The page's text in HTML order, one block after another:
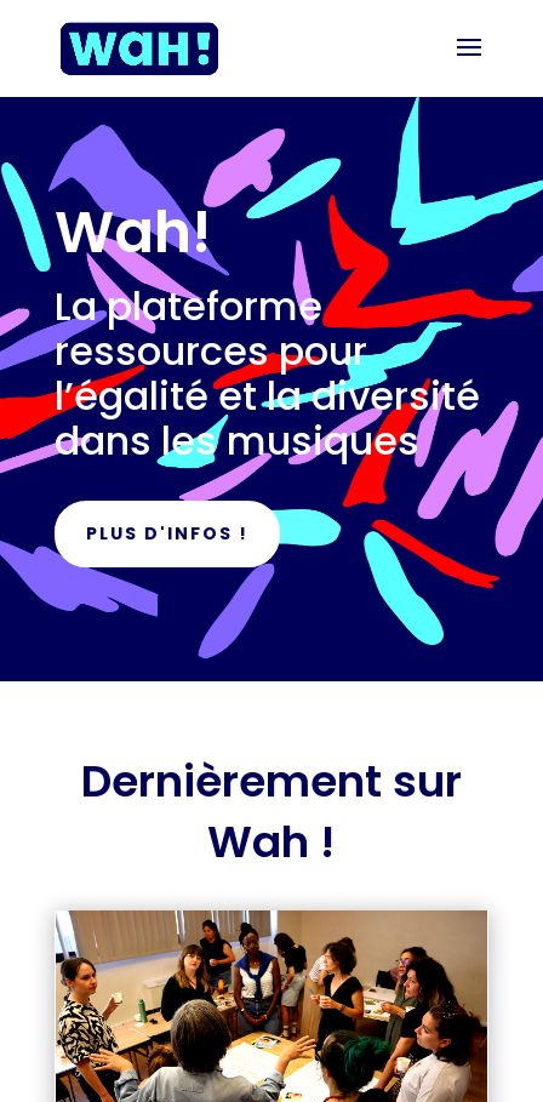
Wah!
La plateforme
ressources pour
l’égalité et la diversité
dans les musiques
PLUS D'INFOS !
Dernièrement sur
Wah !